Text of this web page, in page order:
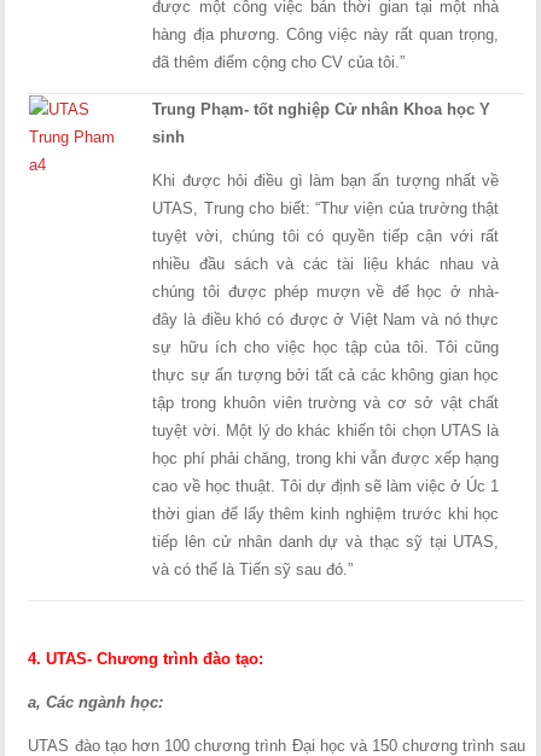
được một công việc bán thời gian tại một nhà
hàng địa phương. Công việc này rất quan trọng,
đã thêm điểm cộng cho CV của tôi.”
Trung Phạm- tốt nghiệp Cử nhân Khoa học Y
sinh
Khi được hỏi điều gì làm bạn ấn tượng nhất về
UTAS, Trung cho biết: “Thư viện của trường thật
tuyệt vời, chúng tôi có quyền tiếp cận với rất
nhiều đầu sách và các tài liệu khác nhau và
chúng tôi được phép mượn về để học ở nhà-
đây là điều khó có được ở Việt Nam và nó thực
sự hữu ích cho việc học tập của tôi. Tôi cũng
thực sự ấn tượng bởi tất cả các không gian học
tập trong khuôn viên trường và cơ sở vật chất
tuyệt vời. Một lý do khác khiến tôi chọn UTAS là
học phí phải chăng, trong khi vẫn được xếp hạng
cao về học thuật. Tôi dự định sẽ làm việc ở Úc 1
thời gian để lấy thêm kinh nghiệm trước khi học
tiếp lên cử nhân danh dự và thạc sỹ tại UTAS,
và có thể là Tiến sỹ sau đó.”
4. UTAS- Chương trình đào tạo:
a, Các ngành học:
UTAS đào tạo hơn 100 chương trình Đại học và 150 chương trình sau